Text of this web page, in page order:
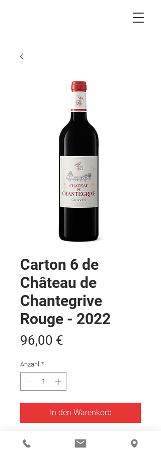
Carton 6 de
Château de
Chantegrive
Rouge - 2022
96,00 €
Anzahl *
In den Warenkorb